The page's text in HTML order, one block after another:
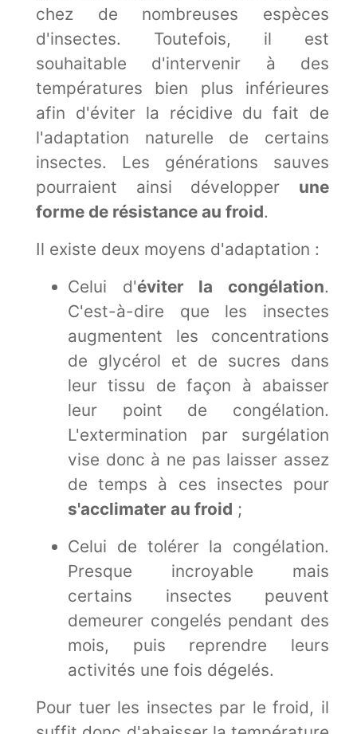
chez de nombreuses espèces
d'insectes. Toutefois, il est
souhaitable d'intervenir à des
températures bien plus inférieures
afin d'éviter la récidive du fait de
l'adaptation naturelle de certains
insectes. Les générations sauves
pourraient ainsi développer une
forme de résistance au froid.
Il existe deux moyens d'adaptation :
Celui d'éviter la congélation.
C'est-à-dire que les insectes
augmentent les concentrations
de glycérol et de sucres dans
leur tissu de façon à abaisser
leur point de congélation.
L'extermination par surgélation
vise donc à ne pas laisser assez
de temps à ces insectes pour
s'acclimater au froid ;
Celui de tolérer la congélation.
Presque incroyable mais
certains insectes peuvent
demeurer congelés pendant des
mois, puis reprendre leurs
activités une fois dégelés.
Pour tuer les insectes par le froid, il